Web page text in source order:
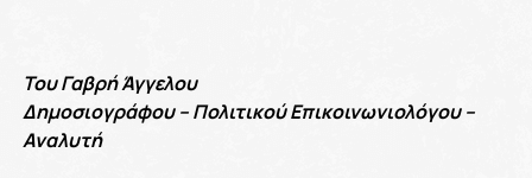
Του Γαβρή Άγγελου
Δημοσιογράφου – Πολιτικού Επικοινωνιολόγου –
Αναλυτή